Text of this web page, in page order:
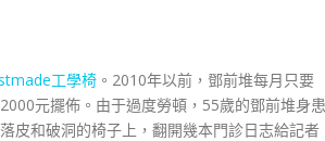
工學椅 。2010年以前，鄧前堆每月只要
元擺佈。由于過度勞頓，55歲的鄧前堆身患
皮和破洞的椅子上，翻開幾本門診日志給記者